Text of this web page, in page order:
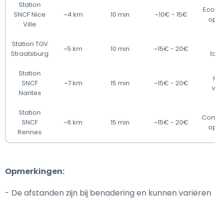
Station
SNCF Nice
Ville
~4 km 10 min ~10€ - 15€
Station TGV
Straatsburg
~5 km 10 min ~15€ - 20€
Station
SNCF
Nantes
~7 km 15 min ~15€ - 20€
Station
SNCF
Rennes
~6 km 15 min ~15€ - 20€
Opmerkingen:
- De afstanden zijn bij benadering en kunnen variëren